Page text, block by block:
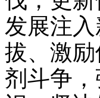
发展注
拔、激
剂斗争